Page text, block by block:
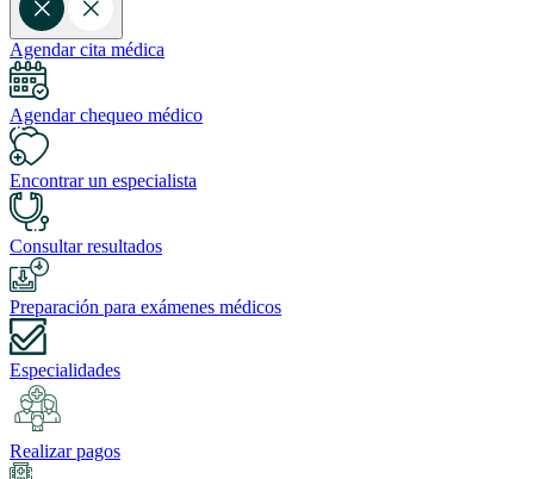
Agendar cita médica
Agendar chequeo médico
Encontrar un especialista
Consultar resultados
Preparación para exámenes médicos
Especialidades
Realizar pagos